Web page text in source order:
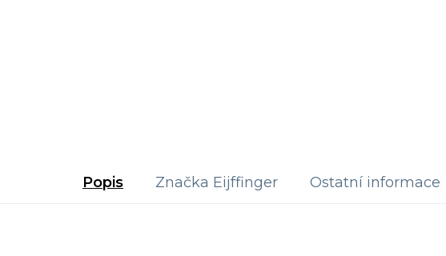
Popis Značka Eijffinger Ostatní informace